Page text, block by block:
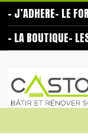
content
– J’ADHERE– LE
– LA BOUTIQUE–
Castors